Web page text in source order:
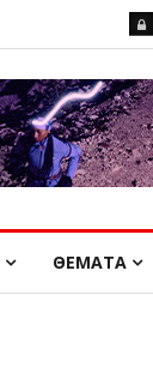
ΘΕΜΑΤΑ